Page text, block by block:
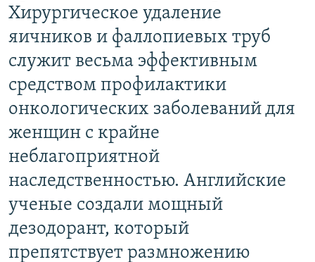
главной
навигации
поиску
КУЛЬТУРА
IDEL.РЕАЛИИ
КАВКАЗ.РЕАЛИИ
СЕВЕР.РЕАЛИИ
СИБИРЬ.РЕАЛИИ
РАСПИСАНИЕ ВЕЩАНИЯ
ПОДПИШИТЕСЬ НА РАССЫЛКУ
Хирургическое удаление
яичников и фаллопиевых труб
служит весьма эффективным
средством профилактики
онкологических заболеваний для
женщин с крайне
неблагоприятной
наследственностью. Английские
ученые создали мощный
дезодорант, который
препятствует размножению